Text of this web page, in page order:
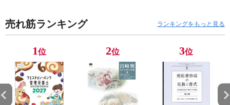
売れ筋ランキング ランキングをもっと見る
1位 2位 3位